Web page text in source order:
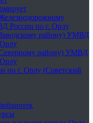
России по г. Орлу
району) УМВД
району) УМВД
по г. Орлу (Советский